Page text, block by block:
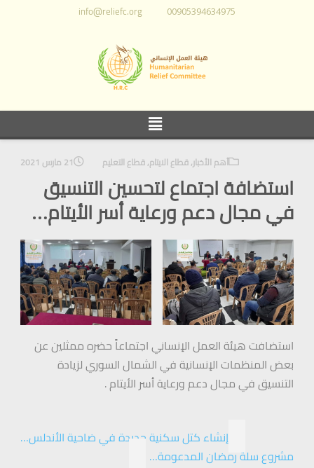
00905394634975
info@reliefc.org
21 مارس 2021 أهم الأخبار,قطاع الايتام,قطاع التعليم
استضافة اجتماع لتحسين التنسيق
في مجال دعم ورعاية أسر الأيتام…
استضافت هيئة العمل الإنساني اجتماعاً حضره ممثلين عن
بعض المنظمات الإنسانية في الشمال السوري لزيادة
التنسيق في مجال دعم ورعاية أسر الأيتام .
إنشاء كتل سكنية جديدة في ضاحية الأندلس…
مشروع سلة رمضان المدعومة…